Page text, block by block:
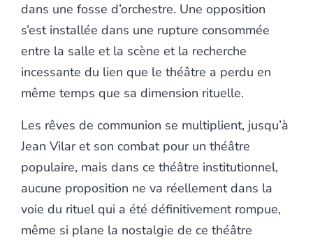
dans une fosse d’orchestre. Une opposition
s’est installée dans une rupture consommée
entre la salle et la scène et la recherche
incessante du lien que le théâtre a perdu en
même temps que sa dimension rituelle.
Les rêves de communion se multiplient, jusqu’à
Jean Vilar et son combat pour un théâtre
populaire, mais dans ce théâtre institutionnel,
aucune proposition ne va réellement dans la
voie du rituel qui a été définitivement rompue,
même si plane la nostalgie de ce théâtre